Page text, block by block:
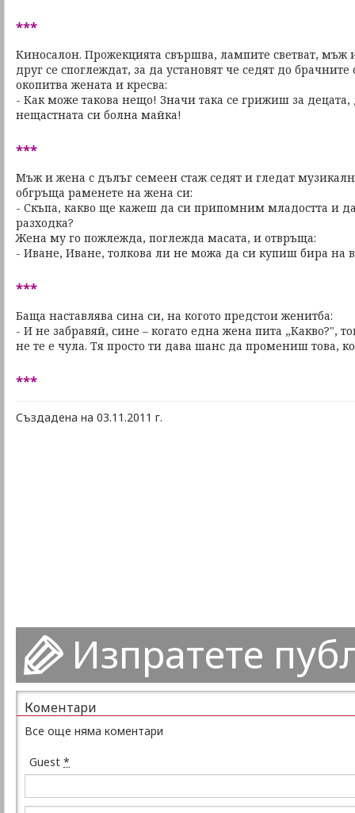
***
Киносалон. Прожекцията свършва, лампите светват,
друг се споглеждат, за да установят че седят до
окопитва жената и кресва:
- Как може такова нещо! Значи така се грижиш за децата,
нещастната си болна майка!
***
Мъж и жена с дълъг семеен стаж седят и гледат
обгръща раменете на жена си:
- Скъпа, какво ще кажеш да си припомним младостта и
разходка?
Жена му го пожлежда, поглежда масата, и отвръща:
- Иване, Иване, толкова ли не можа да си купиш бира на
***
Баща наставлява сина си, на когото предстои женитба:
- И не забравяй, сине – когато една жена пита „Какво?",
не те е чула. Тя просто ти дава шанс да промениш това,
***
Създадена на 03.11.2011 г.
Изпратете
Коментари
Все още няма коментари
Guest *